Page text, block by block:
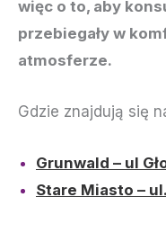
więc o to, aby
przebiegały w
atmosferze.
Gdzie znajdują się
Grunwald – ul
Stare Miasto –